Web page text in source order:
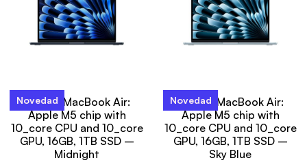
Novedad
13-inch MacBook Air:
Apple M5 chip with
10_core CPU and 10_core
GPU, 16GB, 1TB SSD –
Midnight
Novedad
13-inch MacBook Air:
Apple M5 chip with
10_core CPU and 10_core
GPU, 16GB, 1TB SSD –
Sky Blue